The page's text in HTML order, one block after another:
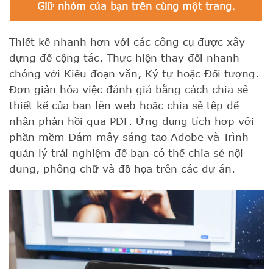
Giữ nhóm của bạn trên cùng một trang.
Thiết kế nhanh hơn với các công cụ được xây
dựng để cộng tác. Thực hiện thay đổi nhanh
chóng với Kiểu đoạn văn, Ký tự hoặc Đối tượng.
Đơn giản hóa việc đánh giá bằng cách chia sẻ
thiết kế của bạn lên web hoặc chia sẻ tệp để
nhận phản hồi qua PDF. Ứng dụng tích hợp với
phần mềm Đám mây sáng tạo Adobe và Trình
quản lý trải nghiệm để bạn có thể chia sẻ nội
dung, phông chữ và đồ họa trên các dự án.